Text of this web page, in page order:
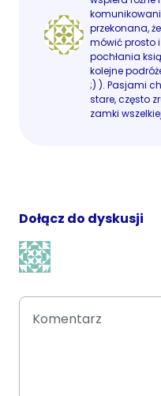
przekonana,
mówić prosto
pochłania
kolejne
;) ). Pasjami
stare, często
zamki
Dołącz do dyskusji